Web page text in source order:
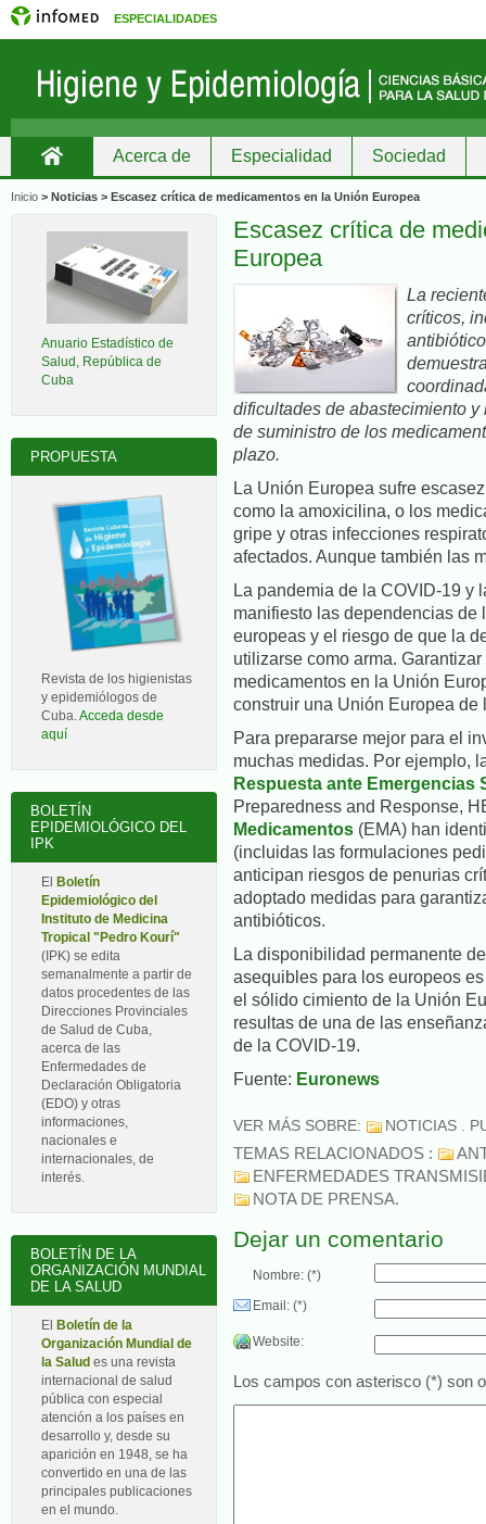
ESPECIALIDADES
Acerca de Especialidad Sociedad
Inicio > Noticias > Escasez crítica de medicamentos en la Unión Europea
Escasez crítica de
Europea
La
críticos,
dificultades de abastecimiento
de suministro de los
plazo.
La Unión Europea sufre
como la amoxicilina, o los
gripe y otras infecciones
afectados. Aunque también las
La pandemia de la COVID-19 y
manifiesto las dependencias de
europeas y el riesgo de que la
utilizarse como arma.
medicamentos en la Unión
construir una Unión Europea de
Para prepararse mejor para el
muchas medidas. Por ejemplo,
Respuesta ante Emergencias
Preparedness and Response,
Medicamentos(EMA) han
(incluidas las formulaciones
anticipan riesgos de penurias
adoptado medidas para
antibióticos.
La disponibilidad permanente
asequibles para los europeos
el sólido cimiento de la Unión
resultas de una de las
de la COVID-19.
Fuente: Euronews
VER MÁS SOBRE: NOTICIAS.
TEMAS RELACIONADOS :
ENFERMEDADES
NOTA DE PRENSA.
Dejar un comentario
Nombre: (*)
Email: (*)
Website:
Los campos con asterisco (*) son
Anuario Estadístico de
Salud, República de
Cuba
PROPUESTA
Revista de los higienistas
y epidemiólogos de
Cuba.Acceda desde
aquí
BOLETÍN
EPIDEMIOLÓGICO DEL
IPK
El Boletín
Epidemiológico del
Instituto de Medicina
Tropical "Pedro Kourí"
(IPK) se edita
semanalmente a partir de
datos procedentes de las
Direcciones Provinciales
de Salud de Cuba,
acerca de las
Enfermedades de
Declaración Obligatoria
(EDO) y otras
informaciones,
nacionales e
internacionales, de
interés.
BOLETÍN DE LA
ORGANIZACIÓN MUNDIAL
DE LA SALUD
El Boletín de la
Organización Mundial de
la Salud es una revista
internacional de salud
pública con especial
atención a los países en
desarrollo y, desde su
aparición en 1948, se ha
convertido en una de las
principales publicaciones
en el mundo.